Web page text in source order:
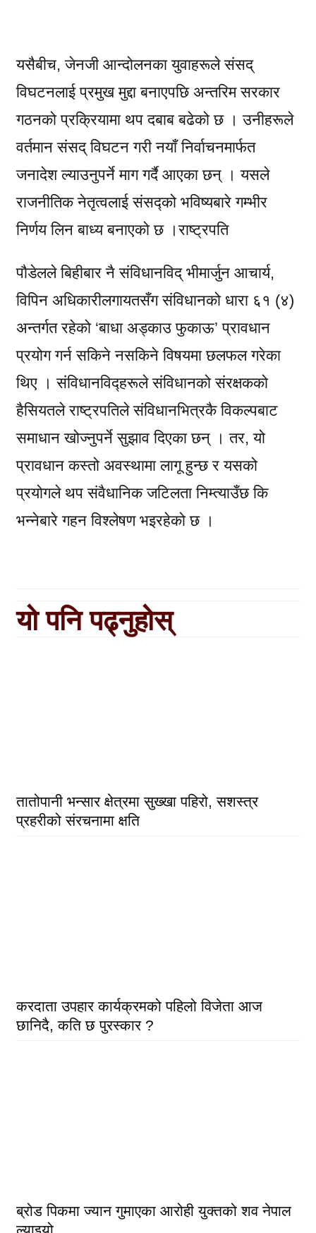
यसैबीच, जेनजी आन्दोलनका युवाहरूले संसद्
विघटनलाई प्रमुख मुद्दा बनाएपछि अन्तरिम सरकार
गठनको प्रक्रियामा थप दबाब बढेको छ । उनीहरूले
वर्तमान संसद् विघटन गरी नयाँ निर्वाचनमार्फत
जनादेश ल्याउनुपर्ने माग गर्दै आएका छन् । यसले
राजनीतिक नेतृत्वलाई संसद्को भविष्यबारे गम्भीर
निर्णय लिन बाध्य बनाएको छ ।राष्ट्रपति
पौडेलले बिहीबार नै संविधानविद् भीमार्जुन आचार्य,
विपिन अधिकारीलगायतसँग संविधानको धारा ६१ (४)
अन्तर्गत रहेको ‘बाधा अड्काउ फुकाऊ’ प्रावधान
प्रयोग गर्न सकिने नसकिने विषयमा छलफल गरेका
थिए । संविधानविद्हरूले संविधानको संरक्षकको
हैसियतले राष्ट्रपतिले संविधानभित्रकै विकल्पबाट
समाधान खोज्नुपर्ने सुझाव दिएका छन् । तर, यो
प्रावधान कस्तो अवस्थामा लागू हुन्छ र यसको
प्रयोगले थप संवैधानिक जटिलता निम्त्याउँछ कि
भन्नेबारे गहन विश्लेषण भइरहेको छ ।
यो पनि पढ्नुहोस्
तातोपानी भन्सार क्षेत्रमा सुख्खा पहिरो, सशस्त्र
प्रहरीको संरचनामा क्षति
करदाता उपहार कार्यक्रमको पहिलो विजेता आज
छानिदै, कति छ पुरस्कार ?
ब्रोड पिकमा ज्यान गुमाएका आरोही युक्तको शव नेपाल